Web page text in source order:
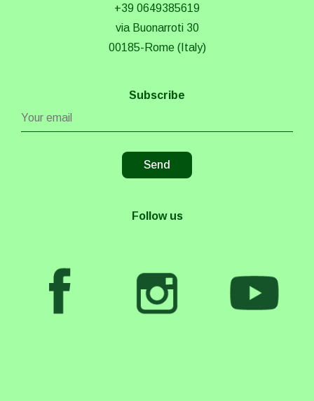
+39 0649385619
via Buonarroti 30
00185-Rome (Italy)
Subscribe
Follow us